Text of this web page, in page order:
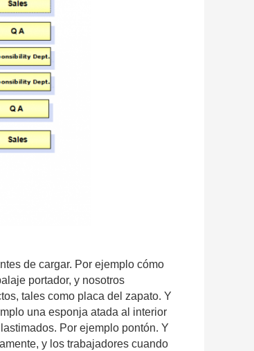
de cargar. Por ejemplo cómo
portador, y nosotros
tales como placa del zapato. Y
una esponja atada al interior
Por ejemplo pontón. Y
y los trabajadores cuando